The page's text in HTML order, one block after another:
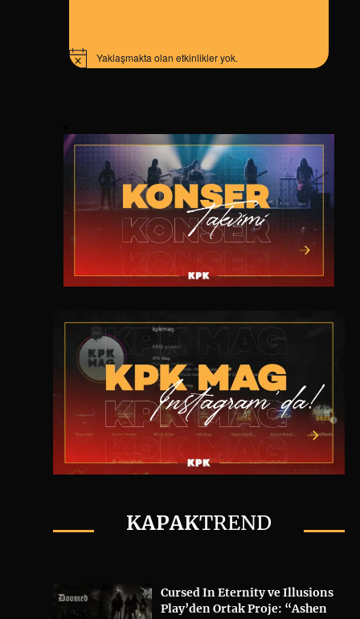
Notice Yaklaşmakta olan etkinlikler yok.
KAPAKTREND
Cursed In Eternity ve Illusions
Play’den Ortak Proje: “Ashen